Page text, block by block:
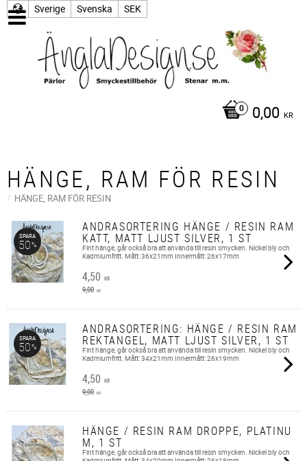
Sverige Svenska SEK
0,00 KR
HÄNGE, RAM FÖR RESIN
HÄNGE, RAM FÖR RESIN
ANDRASORTERING HÄNGE / RESIN RAM
KATT, MATT LJUST SILVER, 1 ST
Fint hänge, går också bra att använda till resin smycken. Nickel bly och
Kadmiumfritt. Mått: 36x21mm Innermått: 26x17mm
4,50 KR
9,00 KR
SPARA
50%
ANDRASORTERING: HÄNGE / RESIN RAM
REKTANGEL, MATT LJUST SILVER, 1 ST
Fint hänge, går också bra att använda till resin smycken. Nickel bly och
Kadmiumfritt. Mått: 34x21mm Innermått: 26x19mm
4,50 KR
9,00 KR
SPARA
50%
HÄNGE / RESIN RAM DROPPE, PLATINU
M, 1 ST
Fint hänge, går också bra att använda till resin smycken. Nickel bly och